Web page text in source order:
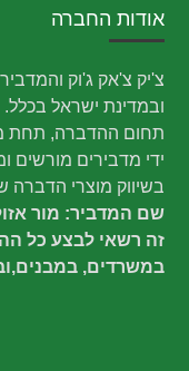
אודות החברה
צ'יק צ'אק ג'וק
תחום ההדברה, תחת
ידי מדבירים מורשים
בשיווק מוצרי הדברה
זה רשאי לבצע כל
במשרדים,